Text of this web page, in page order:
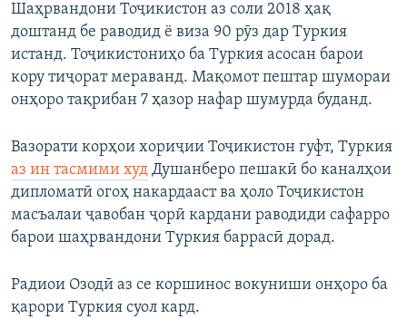
Шаҳрвандони Тоҷикистон аз соли 2018 ҳақ
доштанд бе раводид ё виза 90 рӯз дар Туркия
истанд. Тоҷикистониҳо ба Туркия асосан барои
кору тиҷорат мераванд. Мақомот пештар шумораи
онҳоро тақрибан 7 ҳазор нафар шумурда буданд.
Вазорати корҳои хориҷии Тоҷикистон гуфт, Туркия
аз ин тасмими худ Душанберо пешакӣ бо каналҳои
дипломатӣ огоҳ накардааст ва ҳоло Тоҷикистон
масъалаи ҷавобан ҷорӣ кардани раводиди сафарро
барои шаҳрвандони Туркия баррасӣ дорад.
Радиои Озодӣ аз се коршинос вокуниши онҳоро ба
қарори Туркия суол кард.